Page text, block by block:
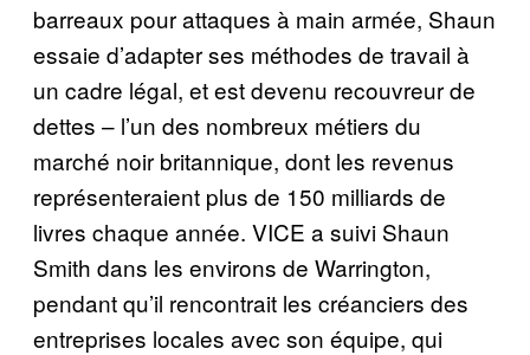
barreaux pour attaques à main armée, Shaun
essaie d’adapter ses méthodes de travail à
un cadre légal, et est devenu recouvreur de
dettes – l’un des nombreux métiers du
marché noir britannique, dont les revenus
représenteraient plus de 150 milliards de
livres chaque année. VICE a suivi Shaun
Smith dans les environs de Warrington,
pendant qu’il rencontrait les créanciers des
entreprises locales avec son équipe, qui